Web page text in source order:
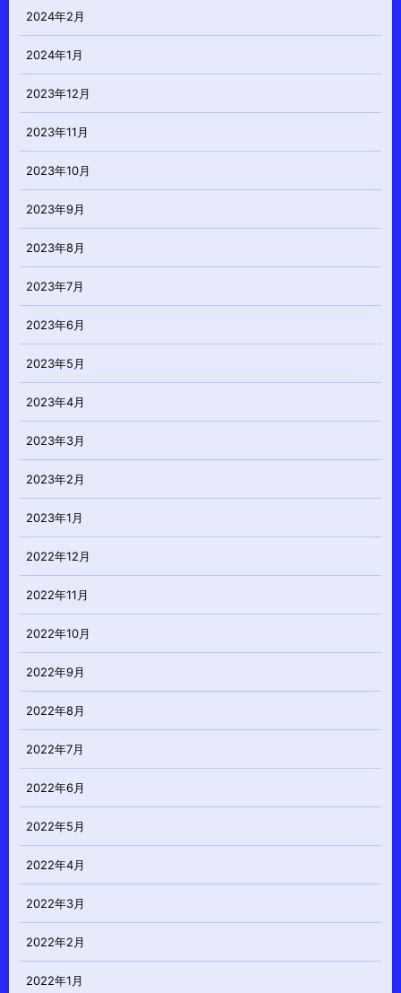
2024年2月
2024年1月
2023年12月
2023年11月
2023年10月
2023年9月
2023年8月
2023年7月
2023年6月
2023年5月
2023年4月
2023年3月
2023年2月
2023年1月
2022年12月
2022年11月
2022年10月
2022年9月
2022年8月
2022年7月
2022年6月
2022年5月
2022年4月
2022年3月
2022年2月
2022年1月